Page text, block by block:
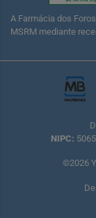
A Farmácia dos
MSRM mediante
NIPC:
©2026